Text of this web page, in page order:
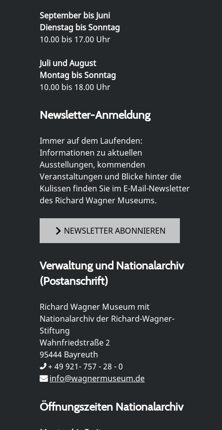
September bis Juni
Dienstag bis Sonntag
10.00 bis 17.00 Uhr
Juli und August
Montag bis Sonntag
10.00 bis 18.00 Uhr
Newsletter-Anmeldung
Immer auf dem Laufenden:
Informationen zu aktuellen
Ausstellungen, kommenden
Veranstaltungen und Blicke hinter die
Kulissen finden Sie im E-Mail-Newsletter
des Richard Wagner Museums.
NEWSLETTER ABONNIEREN
Verwaltung und Nationalarchiv
(Postanschrift)
Richard Wagner Museum mit
Nationalarchiv der Richard-Wagner-
Stiftung
Wahnfriedstraße 2
95444 Bayreuth
+ 49 921- 757 - 28 - 0
info@wagnermuseum.de
Öffnungszeiten Nationalarchiv